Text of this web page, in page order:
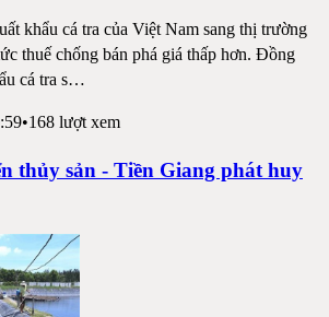
khẩu cá tra của Việt Nam sang thị trường
thuế chống bán phá giá thấp hơn. Đồng
cá tra s…
•168 lượt xem
thủy sản - Tiền Giang phát huy